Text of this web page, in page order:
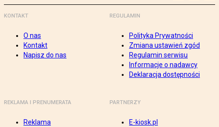
KONTAKT
O nas
Kontakt
Napisz do nas
REGULAMIN
Polityka Prywatności
Zmiana ustawień zgód
Regulamin serwisu
Informacje o nadawcy
Deklaracja dostępności
REKLAMA I PRENUMERATA
Reklama
PARTNERZY
E-kiosk.pl